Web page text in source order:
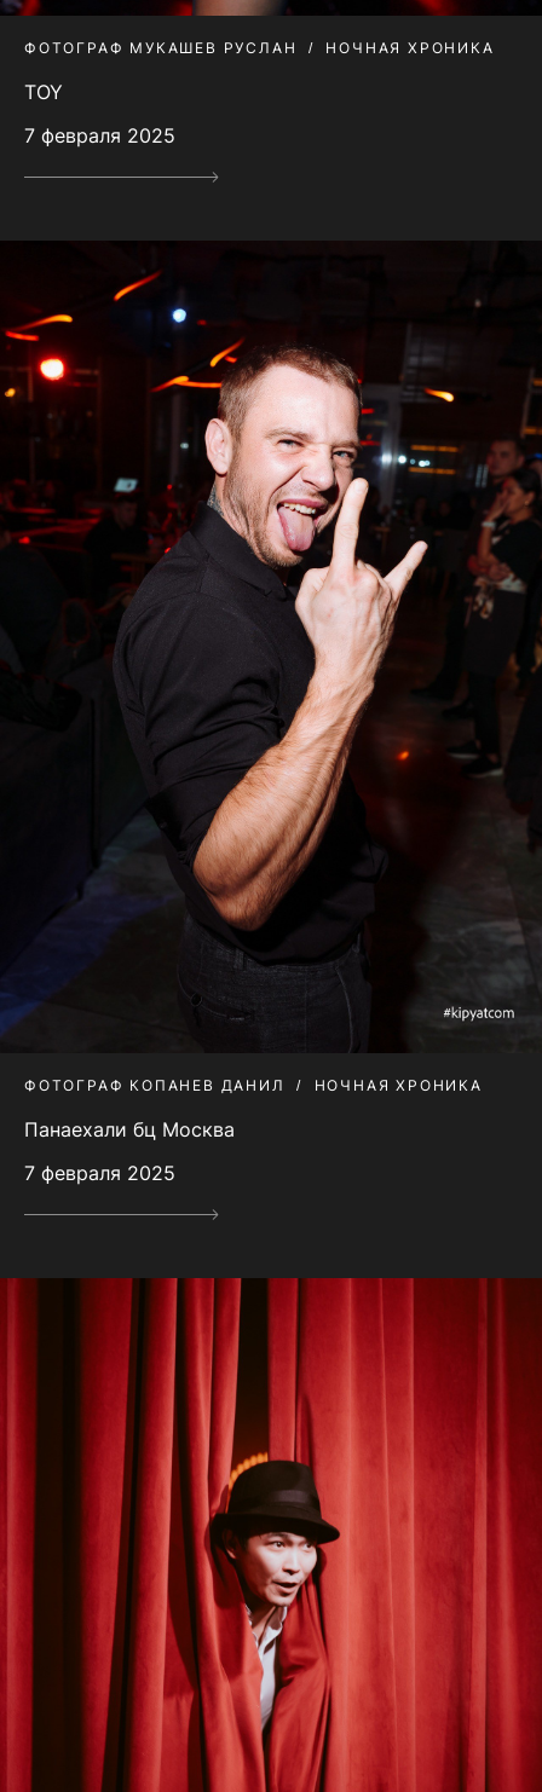
ФОТОГРАФ МУКАШЕВ РУСЛАН НОЧНАЯ ХРОНИКА
TOY
7 февраля 2025
ФОТОГРАФ КОПАНЕВ ДАНИЛ НОЧНАЯ ХРОНИКА
Панаехали бц Москва
7 февраля 2025